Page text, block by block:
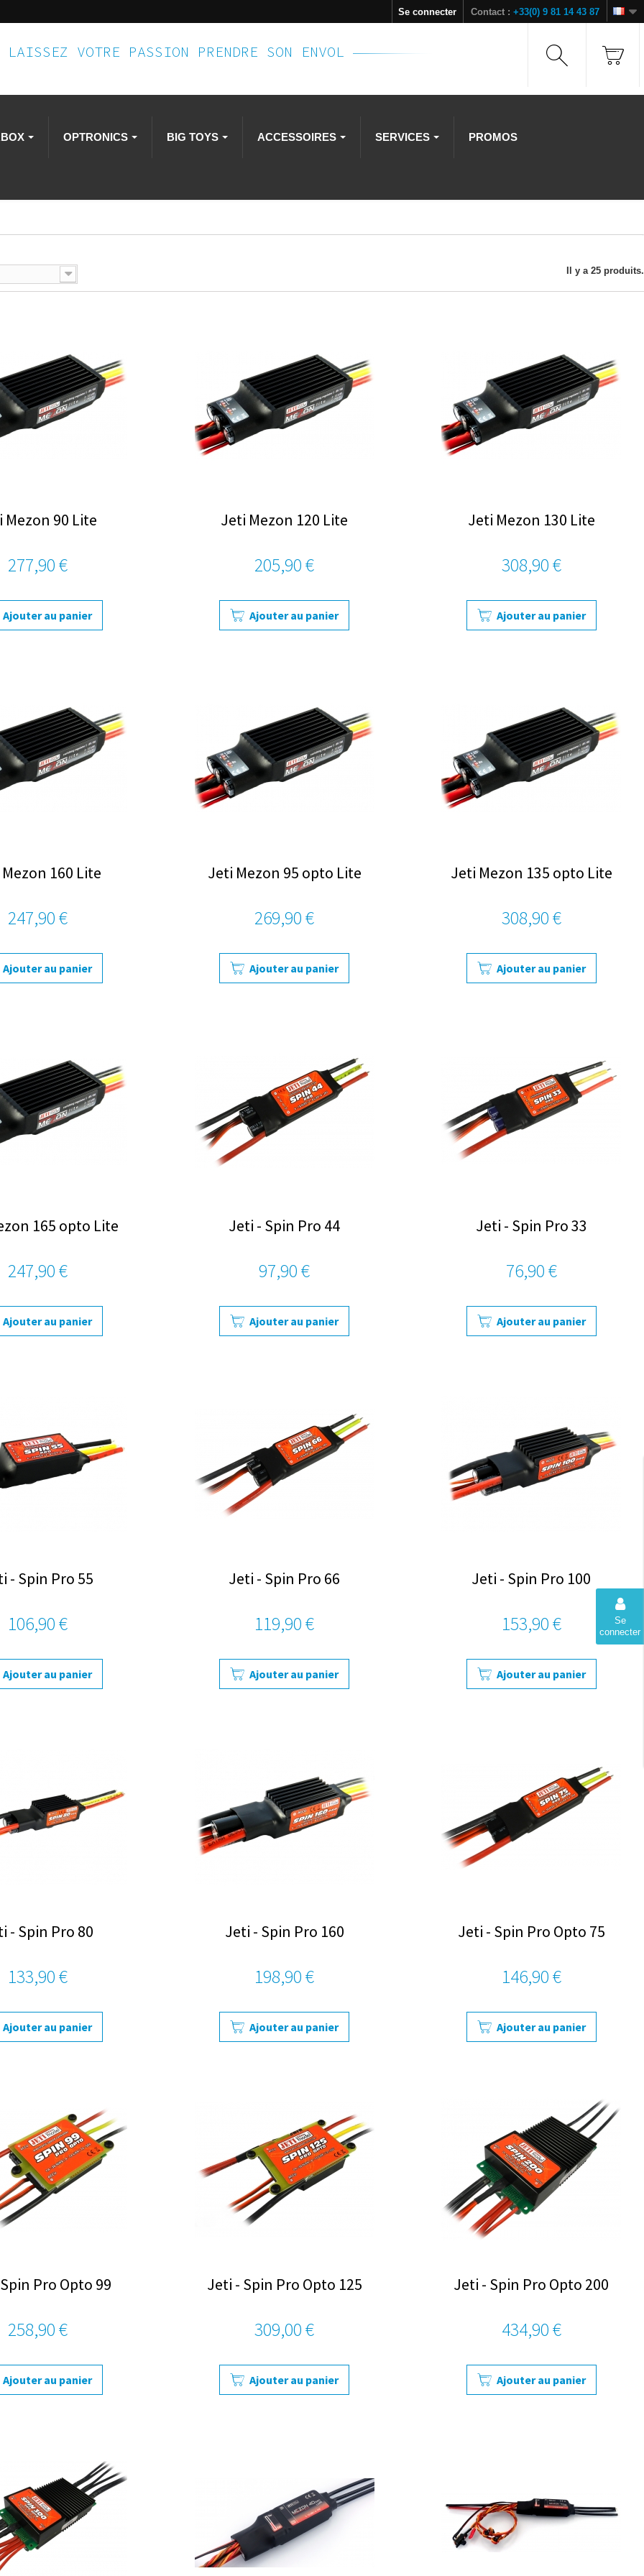
Contact : +33(0) 9 81 14 43 87
Se connecter
VOTRE PASSION PRENDRE SON ENVOL
OPTRONICS BIG TOYS ACCESSOIRES SERVICES PROMOS
Se
connecter
Il y a 25 produits.
Mezon 90 Lite
277,90 €
Ajouter au panier
Jeti Mezon 120 Lite
205,90 €
Ajouter au panier
Jeti Mezon 130 Lite
308,90 €
Ajouter au panier
160 Lite
247,90 €
Ajouter au panier
Jeti Mezon 95 opto Lite
269,90 €
Ajouter au panier
Jeti Mezon 135 opto Lite
308,90 €
Ajouter au panier
165 opto Lite
247,90 €
Ajouter au panier
Jeti - Spin Pro 44
97,90 €
Ajouter au panier
Jeti - Spin Pro 33
76,90 €
Ajouter au panier
- Spin Pro 55
106,90 €
Ajouter au panier
Jeti - Spin Pro 66
119,90 €
Ajouter au panier
Jeti - Spin Pro 100
153,90 €
Ajouter au panier
- Spin Pro 80
133,90 €
Ajouter au panier
Jeti - Spin Pro 160
198,90 €
Ajouter au panier
Jeti - Spin Pro Opto 75
146,90 €
Ajouter au panier
Pro Opto 99
258,90 €
Ajouter au panier
Jeti - Spin Pro Opto 125
309,00 €
Ajouter au panier
Jeti - Spin Pro Opto 200
434,90 €
Ajouter au panier